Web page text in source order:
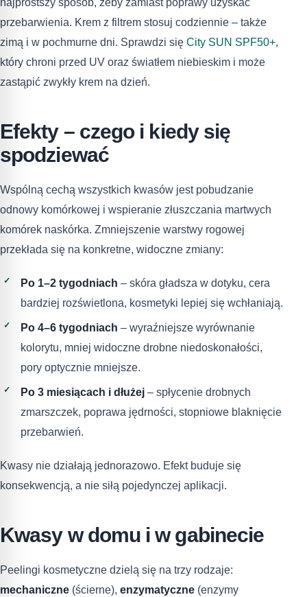
przebarwienia. Krem z filtrem stosuj codziennie – także
zimą i w pochmurne dni. Sprawdzi się City SUN SPF50+,
który chroni przed UV oraz światłem niebieskim i może
zastąpić zwykły krem na dzień.
Efekty – czego i kiedy się
spodziewać
Wspólną cechą wszystkich kwasów jest pobudzanie
odnowy komórkowej i wspieranie złuszczania martwych
komórek naskórka. Zmniejszenie warstwy rogowej
przekłada się na konkretne, widoczne zmiany:
Po 1–2 tygodniach – skóra gładsza w dotyku, cera
bardziej rozświetlona, kosmetyki lepiej się wchłaniają.
Po 4–6 tygodniach – wyraźniejsze wyrównanie
kolorytu, mniej widoczne drobne niedoskonałości,
pory optycznie mniejsze.
Po 3 miesiącach i dłużej – spłycenie drobnych
zmarszczek, poprawa jędrności, stopniowe blaknięcie
przebarwień.
Kwasy nie działają jednorazowo. Efekt buduje się
konsekwencją, a nie siłą pojedynczej aplikacji.
Kwasy w domu i w gabinecie
Peelingi kosmetyczne dzielą się na trzy rodzaje:
mechaniczne (ścierne), enzymatyczne (enzymy